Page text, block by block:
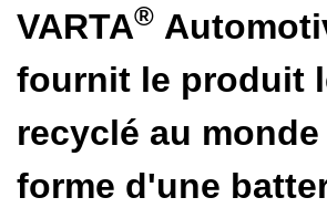
VARTA®
fournit le produit
recyclé au
forme d'une